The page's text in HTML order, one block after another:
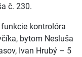
č. 230.
kontrolóra
bytom Nesluša
Ivan Hrubý – 5